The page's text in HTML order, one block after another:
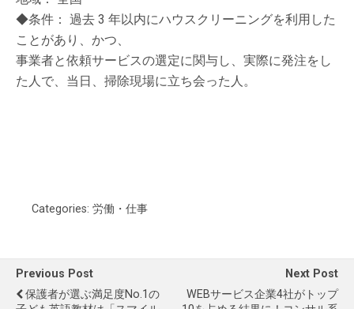
◆条件： 過去 3 年以内にハウスクリーニングを利用した
ことがあり、かつ、
事業者と依頼サービスの選定に関与し、実際に発注をし
た人で、当日、掃除現場に立ち会った人。
Categories: 労働・仕事
Previous Post
保護者が選ぶ満足度No.1の
Next Post
WEBサービス企業4社がトップ